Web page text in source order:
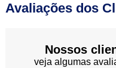
Avaliações dos
Nossos
veja algumas